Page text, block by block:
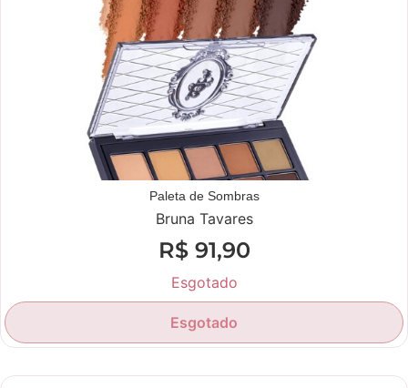
Paleta de Sombras
Bruna Tavares
R$91,90
Esgotado
Esgotado